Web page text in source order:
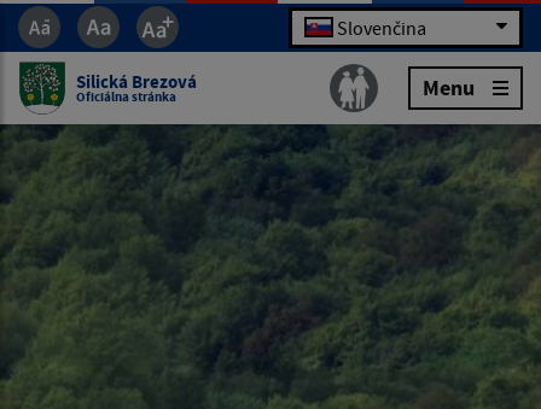
Slovenčina
Silická Brezová
Oficiálna stránka Menu